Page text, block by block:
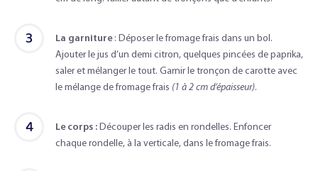
3 La garniture: Déposer le fromage frais dans un bol.
Ajouter le jus d’un demi citron, quelques pincées de paprika,
saler et mélanger le tout. Garnir le tronçon de carotte avec
le mélange de fromage frais (1 à 2 cm d’épaisseur).
4 Le corps : Découper les radis en rondelles. Enfoncer
chaque rondelle, à la verticale, dans le fromage frais.